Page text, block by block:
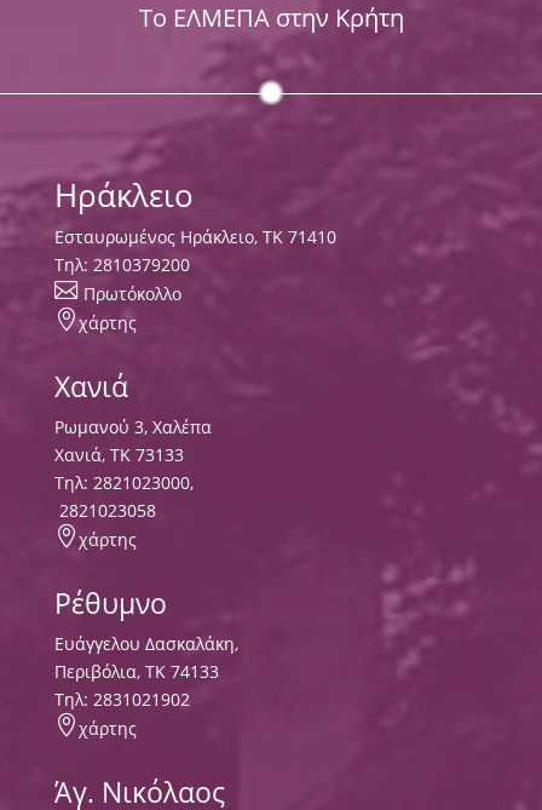
Το ΕΛΜΕΠΑ στην Κρήτη
Ηράκλειο
Εσταυρωμένος Ηράκλειο, ΤΚ 71410
Τηλ: 2810379200
 Πρωτόκολλο
χάρτης
Χανιά
Ρωμανού 3, Χαλέπα
Χανιά, ΤΚ 73133
Τηλ: 2821023000,
2821023058
χάρτης
Ρέθυμνο
Ευάγγελου Δασκαλάκη,
Περιβόλια, ΤΚ 74133
Tηλ: 2831021902
χάρτης
Άγ. Νικόλαος